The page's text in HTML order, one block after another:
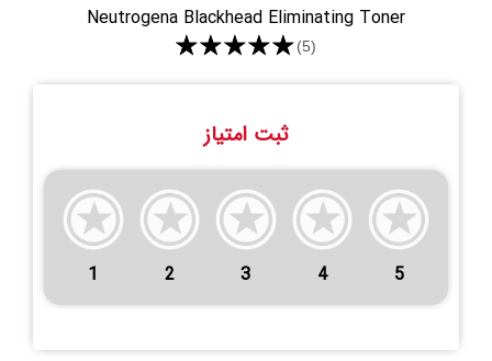
Neutrogena Blackhead Eliminating Toner
★★★★★(5)
ثبت امتیاز
1 2 3 4 5